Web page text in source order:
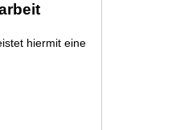
hiermit eine